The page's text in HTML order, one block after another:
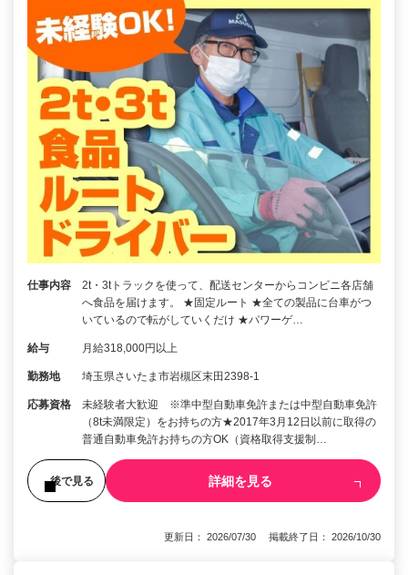
仕事内容
2t・3tトラックを使って、配送センターからコンビニ各店舗
へ食品を届けます。 ★固定ルート ★全ての製品に台車がつ
いているので転がしていくだけ ★パワーゲ…
給与 月給318,000円以上
勤務地 埼玉県さいたま市岩槻区末田2398-1
応募資格
未経験者大歓迎 ※準中型自動車免許または中型自動車免許
（8t未満限定）をお持ちの方★2017年3月12日以前に取得の
普通自動車免許お持ちの方OK（資格取得支援制…
後で見る 詳細を見る
更新日： 2026/07/30 掲載終了日： 2026/10/30